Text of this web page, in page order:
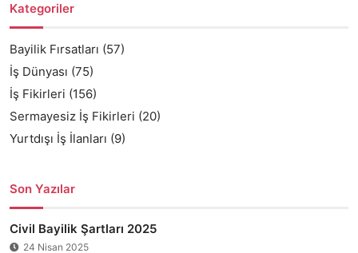
Kategoriler
Bayilik Fırsatları (57)
İş Dünyası (75)
İş Fikirleri (156)
Sermayesiz İş Fikirleri (20)
Yurtdışı İş İlanları (9)
Son Yazılar
Civil Bayilik Şartları 2025
24 Nisan 2025